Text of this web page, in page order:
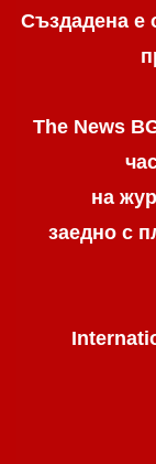
Създадена е
The News
на
заедно с